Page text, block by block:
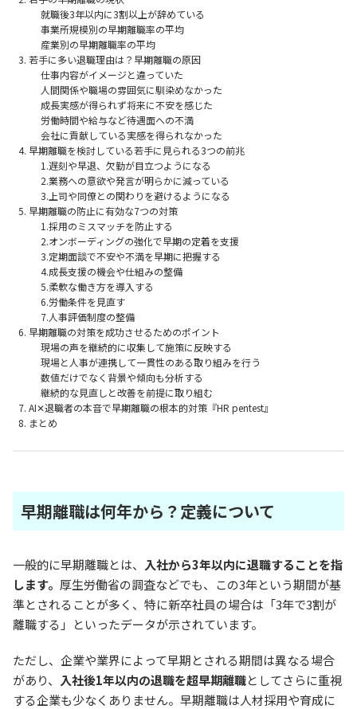
就職後3年以内に3割以上が辞めている
事業所規模別の早期離職率の平均
産業別の早期離職率の平均
若手に多い退職理由は？早期離職の原因
仕事内容がイメージと違っていた
人間関係や職場の雰囲気に馴染めなかった
成長実感が得られず将来に不安を感じた
労働時間や給与など待遇面への不満
会社に貢献している実感を得られなかった
早期離職を検討している若手に見られる3つの前兆
1.遅刻や早退、欠勤が目立つようになる
2.業務への意欲や発言が明らかに減っている
3.上司や同僚との関わりを避けるようになる
早期離職の防止に有効な7つの対策
1.採用のミスマッチを防止する
2.オンボーディングの強化で早期の定着を支援
3.定期面談で不安や不満を早期に把握する
4.成長支援の機会や仕組みの整備
5.柔軟な働き方を導入する
6.労働条件を見直す
7.人事評価制度の整備
早期離職の対策を成功させるためのポイント
現場の声を継続的に収集して施策に反映する
現場と人事が連携して一貫性のある取り組みを行う
数値だけでなく背景や傾向も分析する
継続的な見直しと改善を前提に取り組む
AI✕退職者の本音で早期離職の根本的対策『HR pentest』
まとめ
早期離職は何年から？定義について
一般的に早期離職とは、
入社から3年以内に退職することを指
します。 厚生労働省の調査などでも、この3年という期間が基
準とされることが多く、特に新卒社員の場合は「3年で3割が
離職する」といったデータが示されています。
ただし、企業や業界によって早期とされる期間は異なる場合
があり、
入社後1年以内の退職を超早期離職としてさらに重視
する企業も少なくありません。早期離職は人材採用や育成に